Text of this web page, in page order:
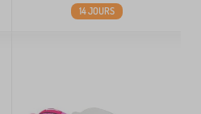
14 JOURS